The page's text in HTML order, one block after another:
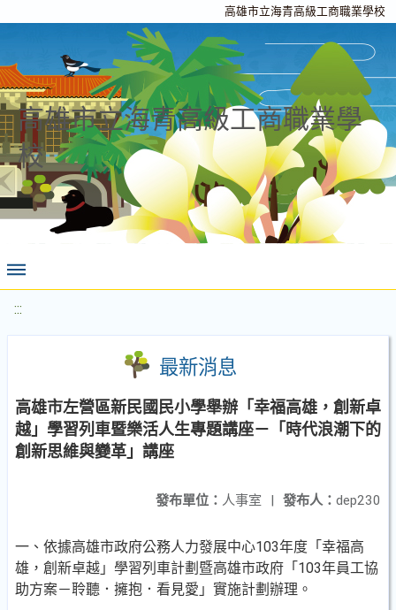
高雄市立海青高級工商職業學校
高雄市立海青高級工商職業學
校
:::
最新消息
高雄市左營區新民國民小學舉辦「幸福高雄，創新卓
越」學習列車暨樂活人生專題講座－「時代浪潮下的
創新思維與變革」講座
發布人： dep230
發布單位： 人事室 |
一、依據高雄市政府公務人力發展中心103年度「幸福高
雄，創新卓越」學習列車計劃暨高雄市政府「103年員工協
助方案－聆聽．擁抱．看見愛」實施計劃辦理。